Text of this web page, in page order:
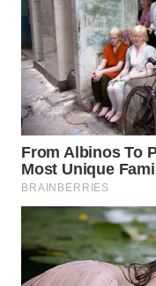
WN
DAIRI
WN
DANAU
TOBA
WN
WN
LANGKAT